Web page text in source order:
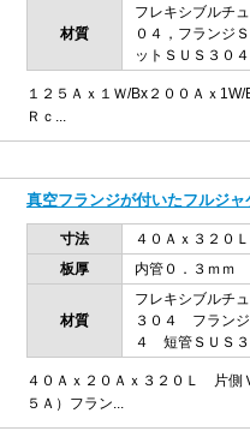
材質
フレキシブルチ
０４，フランジ
ットＳＵＳ３０４
１２５Ａｘ１Ｗ/Bx２００Ａｘ
Ｒｃ...
真空フランジが付いたフルジ
寸法
４０Ａｘ３２０Ｌ
板厚
内管０．３ｍｍ
材質
フレキシブルチ
３０４ フラン
４ 短管ＳＵＳ
４０Ａｘ２０Ａｘ３２０Ｌ 片
５Ａ）フラン...